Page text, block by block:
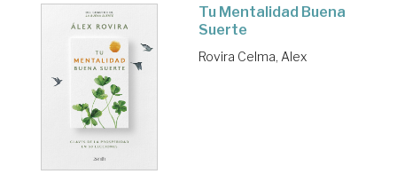
Tu Mentalidad Buena
Suerte
Rovira Celma, Alex